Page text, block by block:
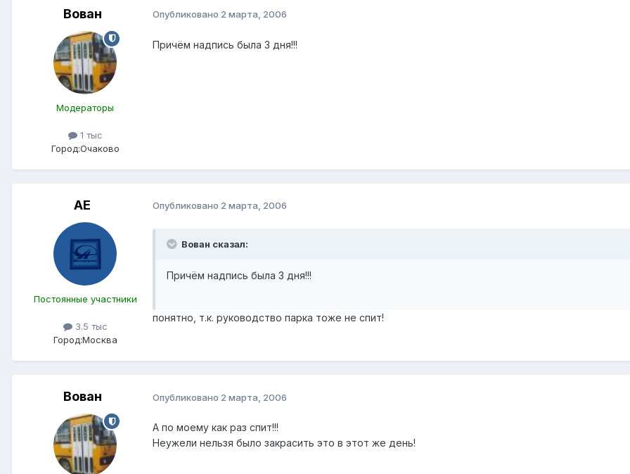
Вован
Модераторы
1 тыс
Город:Очаково
Опубликовано 2 марта, 2006
Причём надпись была 3 дня!!!
АЕ
Постоянные участники
3.5 тыс
Город:Москва
Опубликовано 2 марта, 2006
Вован сказал:
Причём надпись была 3 дня!!!
понятно, т.к. руководство парка тоже не спит!
Вован Опубликовано 2 марта, 2006
А по моему как раз спит!!!
Неужели нельзя было закрасить это в этот же день!